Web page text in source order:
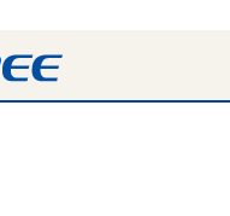
ödeme yöntemiyle